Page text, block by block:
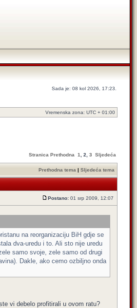
Sada je: 08 kol 2026, 17:23.
Vremenska zona: UTC + 01:00
Stranica Prethodna 1 2 3 Sljedeća
Prethodna tema | Sljedeća tema
Postano: 01 srp 2009, 12:07
na reorganizaciju BiH gdje se
dva-uredu i to. Ali sto nije uredu
samo svoje, zele samo od drugi
Dakle, ako cemo ozbiljno onda
vi debelo profitirali u ovom ratu?